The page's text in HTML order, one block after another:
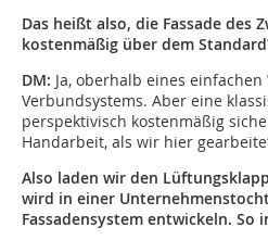
Das heißt also, die Fassade des
kostenmäßig über dem
DM: Ja, oberhalb eines
Verbundsystems. Aber eine
perspektivisch kostenmäßig
Handarbeit, als wir hier
Also laden wir den
wird in einer
Fassadensystem entwickeln. So